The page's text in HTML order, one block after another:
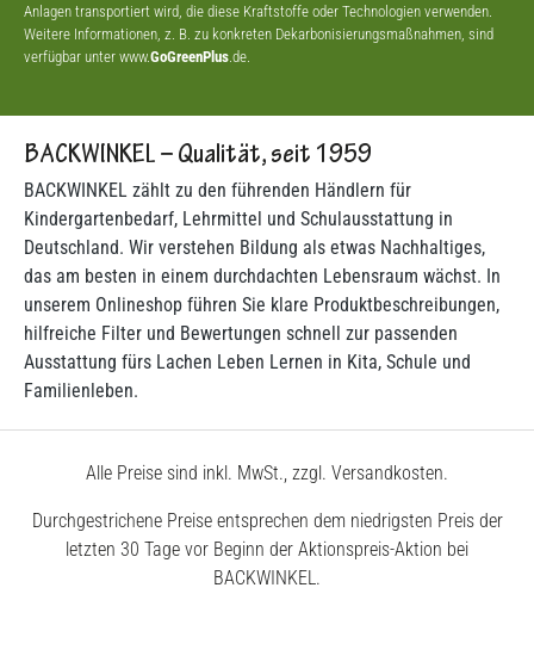
Anlagen transportiert wird, die diese Kraftstoffe oder Technologien verwenden.
Weitere Informationen, z. B. zu konkreten Dekarbonisierungsmaßnahmen, sind
verfügbar unter www.GoGreenPlus .de.
BACKWINKEL – Qualität, seit 1959
BACKWINKEL zählt zu den führenden Händlern für
Kindergartenbedarf, Lehrmittel und Schulausstattung in
Deutschland. Wir verstehen Bildung als etwas Nachhaltiges,
das am besten in einem durchdachten Lebensraum wächst. In
unserem Onlineshop führen Sie klare Produktbeschreibungen,
hilfreiche Filter und Bewertungen schnell zur passenden
Ausstattung fürs Lachen Leben Lernen in Kita, Schule und
Familienleben.
Alle Preise sind inkl. MwSt., zzgl. Versandkosten.
Durchgestrichene Preise entsprechen dem niedrigsten Preis der
letzten 30 Tage vor Beginn der Aktionspreis-Aktion bei
BACKWINKEL.